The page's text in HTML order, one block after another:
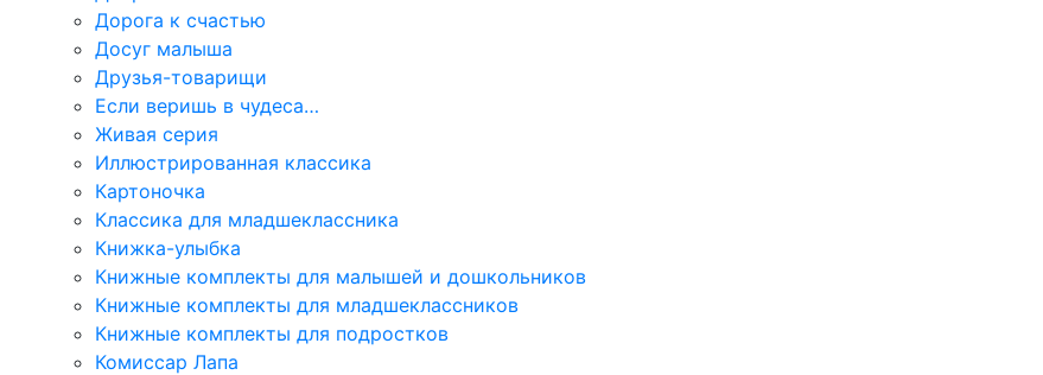
Дорога к счастью
Досуг малыша
Друзья-товарищи
Если веришь в чудеса…
Живая серия
Иллюстрированная классика
Картоночка
Классика для младшеклассника
Книжка-улыбка
Книжные комплекты для малышей и дошкольников
Книжные комплекты для младшеклассников
Книжные комплекты для подростков
Комиссар Лапа